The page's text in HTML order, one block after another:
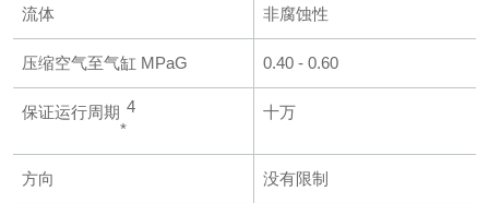
流体 非腐蚀性
压缩空气至气缸 MPaG 0.40 - 0.60
保证运行周期
*
4 十万
方向 没有限制